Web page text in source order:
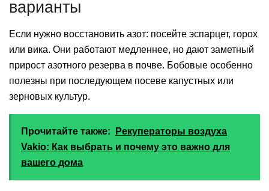
варианты
Если нужно восстановить азот: посейте эспарцет, горох
или вика. Они работают медленнее, но дают заметный
прирост азотного резерва в почве. Бобовые особенно
полезны при последующем посеве капустных или
зерновых культур.
Прочитайте также:
Рекуператоры воздуха
Vakio: Как выбрать и почему это важно для
вашего дома